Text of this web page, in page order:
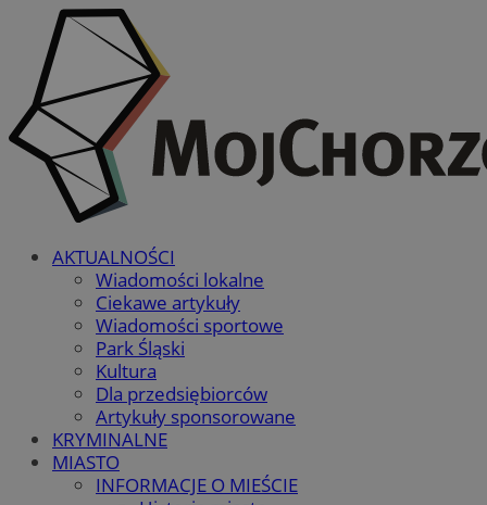
AKTUALNOŚCI
Wiadomości lokalne
Ciekawe artykuły
Wiadomości sportowe
Park Śląski
Kultura
Dla przedsiębiorców
Artykuły sponsorowane
KRYMINALNE
MIASTO
INFORMACJE O MIEŚCIE